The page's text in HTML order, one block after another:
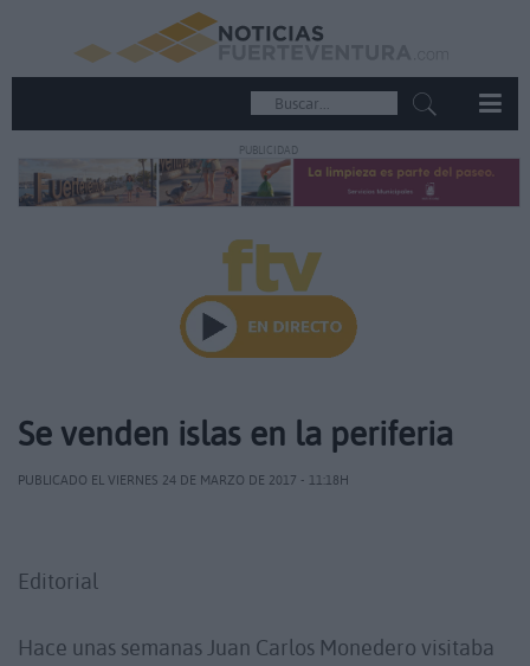
PUBLICIDAD
Se venden islas en la periferia
PUBLICADO EL VIERNES 24 DE MARZO DE 2017 - 11:18H
Editorial
Hace unas semanas Juan Carlos Monedero visitaba